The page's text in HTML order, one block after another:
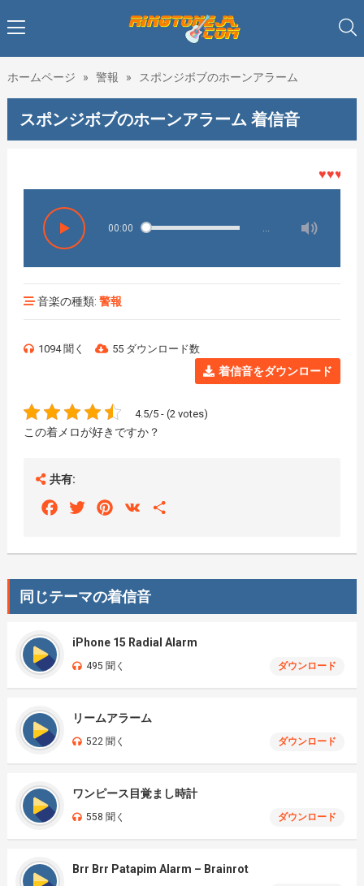
ホームページ » 警報 » スポンジボブのホーンアラーム
スポンジボブのホーンアラーム 着信音
♥♥♥着メ
00:00
音楽の種類: 警報
1094 聞く 55 ダウンロード数
着信音をダウンロード
4.5/5 - (2 votes)
この着メロが好きですか？
共有:
FacebookTwitterPinterest
VK
同じテーマの着信音
iPhone 15 Radial Alarm
495 聞く ダウンロード
リームアラーム
522 聞く ダウンロード
ワンピース目覚まし時計
558 聞く ダウンロード
Brr Brr Patapim Alarm – Brainrot